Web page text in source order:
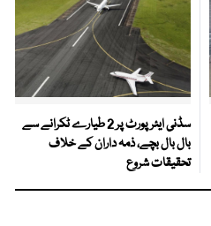
سڈنی ایئرپورٹ پر 2 طیارے ٹکرانے سے
بال بال بچے، ذمہ داران کے خلاف
تحقیقات شروع